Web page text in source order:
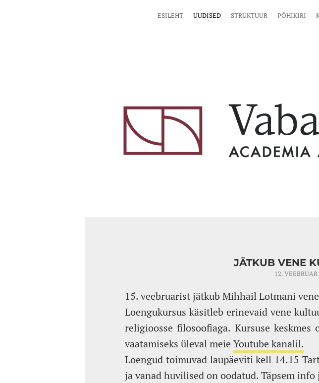
ESILEHT UUDISED STRUKTUUR PÕHIKIRI
JÄTKUB VENE
12.
15. veebruarist jätkub Mihhail Lotmani
Loengukursus käsitleb erinevaid vene
religioosse filosoofiaga. Kursuse
vaatamiseks üleval meie Youtube kanalil.
Loengud toimuvad laupäeviti kell 14.15
ja vanad huvilised on oodatud. Täpsem